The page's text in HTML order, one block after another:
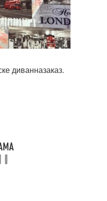
диванназаказ.